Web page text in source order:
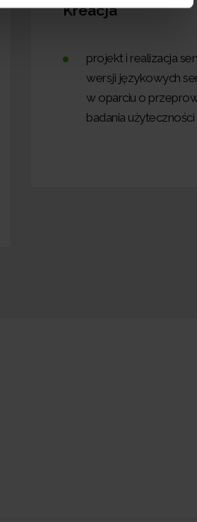
Kreacja
projekt i realizacja
wersji językowych
w oparciu o
badania użyteczności